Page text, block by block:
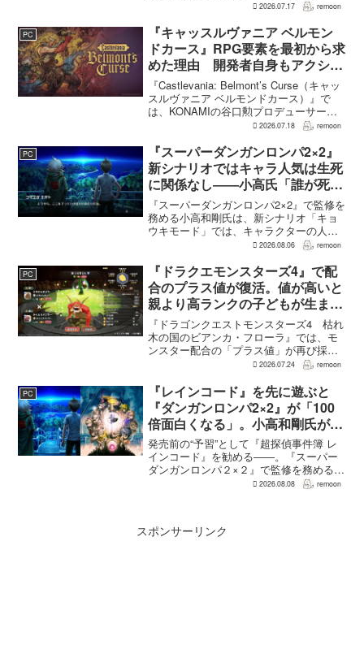
れ替える方式ではなく、背面のネジ4本を
ケーブルを取り外す必要がある。この
改...
2026.07.17 remoon
PC
『キャッスルヴァニア ベルモン
ドカース』RPG要素を最初から求
めた理由 開発者自身もアクショ
ンのつらさを実感
『Castlevania: Belmont’s Curse（キャッ
スルヴァニア ベルモンドカース）』で
は、KONAMIの谷口勲プロデューサー
が、レベルアップを含むRPG的システム
何度も挑戦すれば先へ進める...
2026.07.18 remoon
PC
『スーパーダンガンロンパ2×2』
新シナリオではキャラ人気は生死
に関係なし――小高氏「誰が死ん
でもヘイトメールは送らないで」
『スーパーダンガンロンパ2×2』で監修を
務める小高和剛氏は、新シナリオ「キョ
ウキモード」では、キャラクターの人気
にかかわらず退場させるとRPG Siteのイ
作と変わることで、これまで見られなか
った一面がよ...
2026.08.06 remoon
PC
『ドラクエモンスターズ4』で配
合のプラス値が復活。値が高いと
親より高ランクの子どもが生まれ
ることも
『ドラゴンクエストモンスターズ4 枯れ
木の国のビアンカ・フローラ』では、モ
ンスター配合の「プラス値」が再び採用
される。配合を繰り返すことで数値が増
が高くなる補正がかかる。前作『ドラゴ
ンクエストモンスターズ...
2026.07.24 remoon
PC
『レインコード』を先に遊ぶと
『ダンガンロンパ2×2』が「100
倍面白くなる」。小高和剛氏がプ
レイをおすすめ
発売前の“予習”として『超探偵事件簿 レ
インコード』を勧める――。『スーパー
ダンガンロンパ２×２』で監修を務める小
高和剛氏が、そんなメッセージをファン
2026.08.08 remoon
スポンサーリンク